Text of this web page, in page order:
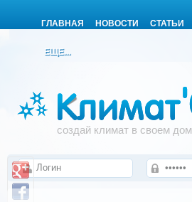
ГЛАВНАЯ НОВОСТИ СТАТЬИ
ЕЩЕ...
создай климат в своем